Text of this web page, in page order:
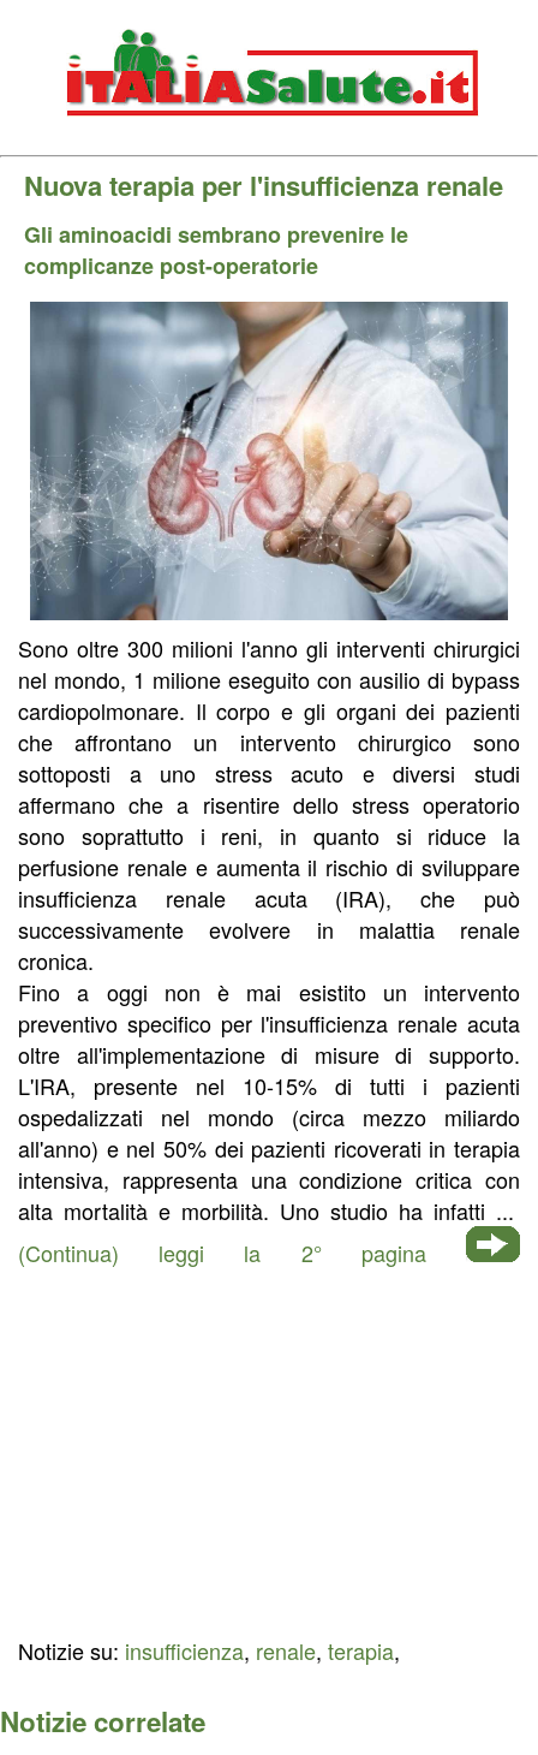
Nuova terapia per l'insufficienza renale
Gli aminoacidi sembrano prevenire le
complicanze post-operatorie
Sono oltre 300 milioni l'anno gli interventi chirurgici
nel mondo, 1 milione eseguito con ausilio di bypass
cardiopolmonare. Il corpo e gli organi dei pazienti
che affrontano un intervento chirurgico sono
sottoposti a uno stress acuto e diversi studi
affermano che a risentire dello stress operatorio
sono soprattutto i reni, in quanto si riduce la
perfusione renale e aumenta il rischio di sviluppare
insufficienza renale acuta (IRA), che può
successivamente evolvere in malattia renale
cronica.
Fino a oggi non è mai esistito un intervento
preventivo specifico per l'insufficienza renale acuta
oltre all'implementazione di misure di supporto.
L'IRA, presente nel 10-15% di tutti i pazienti
ospedalizzati nel mondo (circa mezzo miliardo
all'anno) e nel 50% dei pazienti ricoverati in terapia
intensiva, rappresenta una condizione critica con
alta mortalità e morbilità. Uno studio ha infatti ...
(Continua) leggi la 2° pagina
Notizie su: insufficienza, renale, terapia,
Notizie correlate